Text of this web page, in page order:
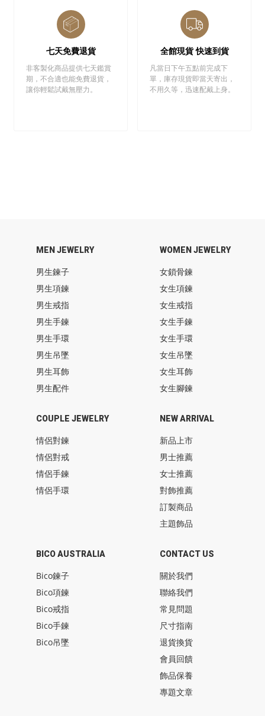
七天免費退貨
非客製化商品提供七天鑑賞
期，不合適也能免費退貨，
讓你輕鬆試戴無壓力。
全館現貨 快速到貨
凡當日下午五點前完成下
單，庫存現貨即當天寄出，
不用久等，迅速配戴上身。
MEN JEWELRY
男生鍊子
男生項鍊
男生戒指
男生手鍊
男生手環
男生吊墜
男生耳飾
男生配件
WOMEN JEWELRY
女鎖骨鍊
女生項鍊
女生戒指
女生手鍊
女生手環
女生吊墜
女生耳飾
女生腳鍊
COUPLE JEWELRY
情侶對鍊
情侶對戒
情侶手鍊
情侶手環
BICO AUSTRALIA
Bico鍊子
Bico項鍊
Bico戒指
Bico手鍊
Bico吊墜
NEW ARRIVAL
新品上市
男士推薦
女士推薦
對飾推薦
訂製商品
主題飾品
CONTACT US
關於我們
聯絡我們
常見問題
尺寸指南
退貨換貨
會員回饋
飾品保養
專題文章